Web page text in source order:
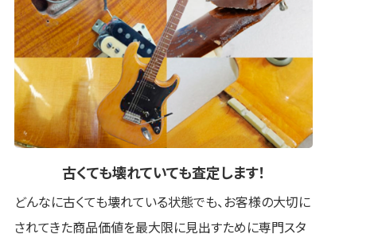
古くても壊れていても査定します！
どんなに古くても壊れている状態でも、お客様の大切に
されてきた商品価値を最大限に見出すために専門スタ